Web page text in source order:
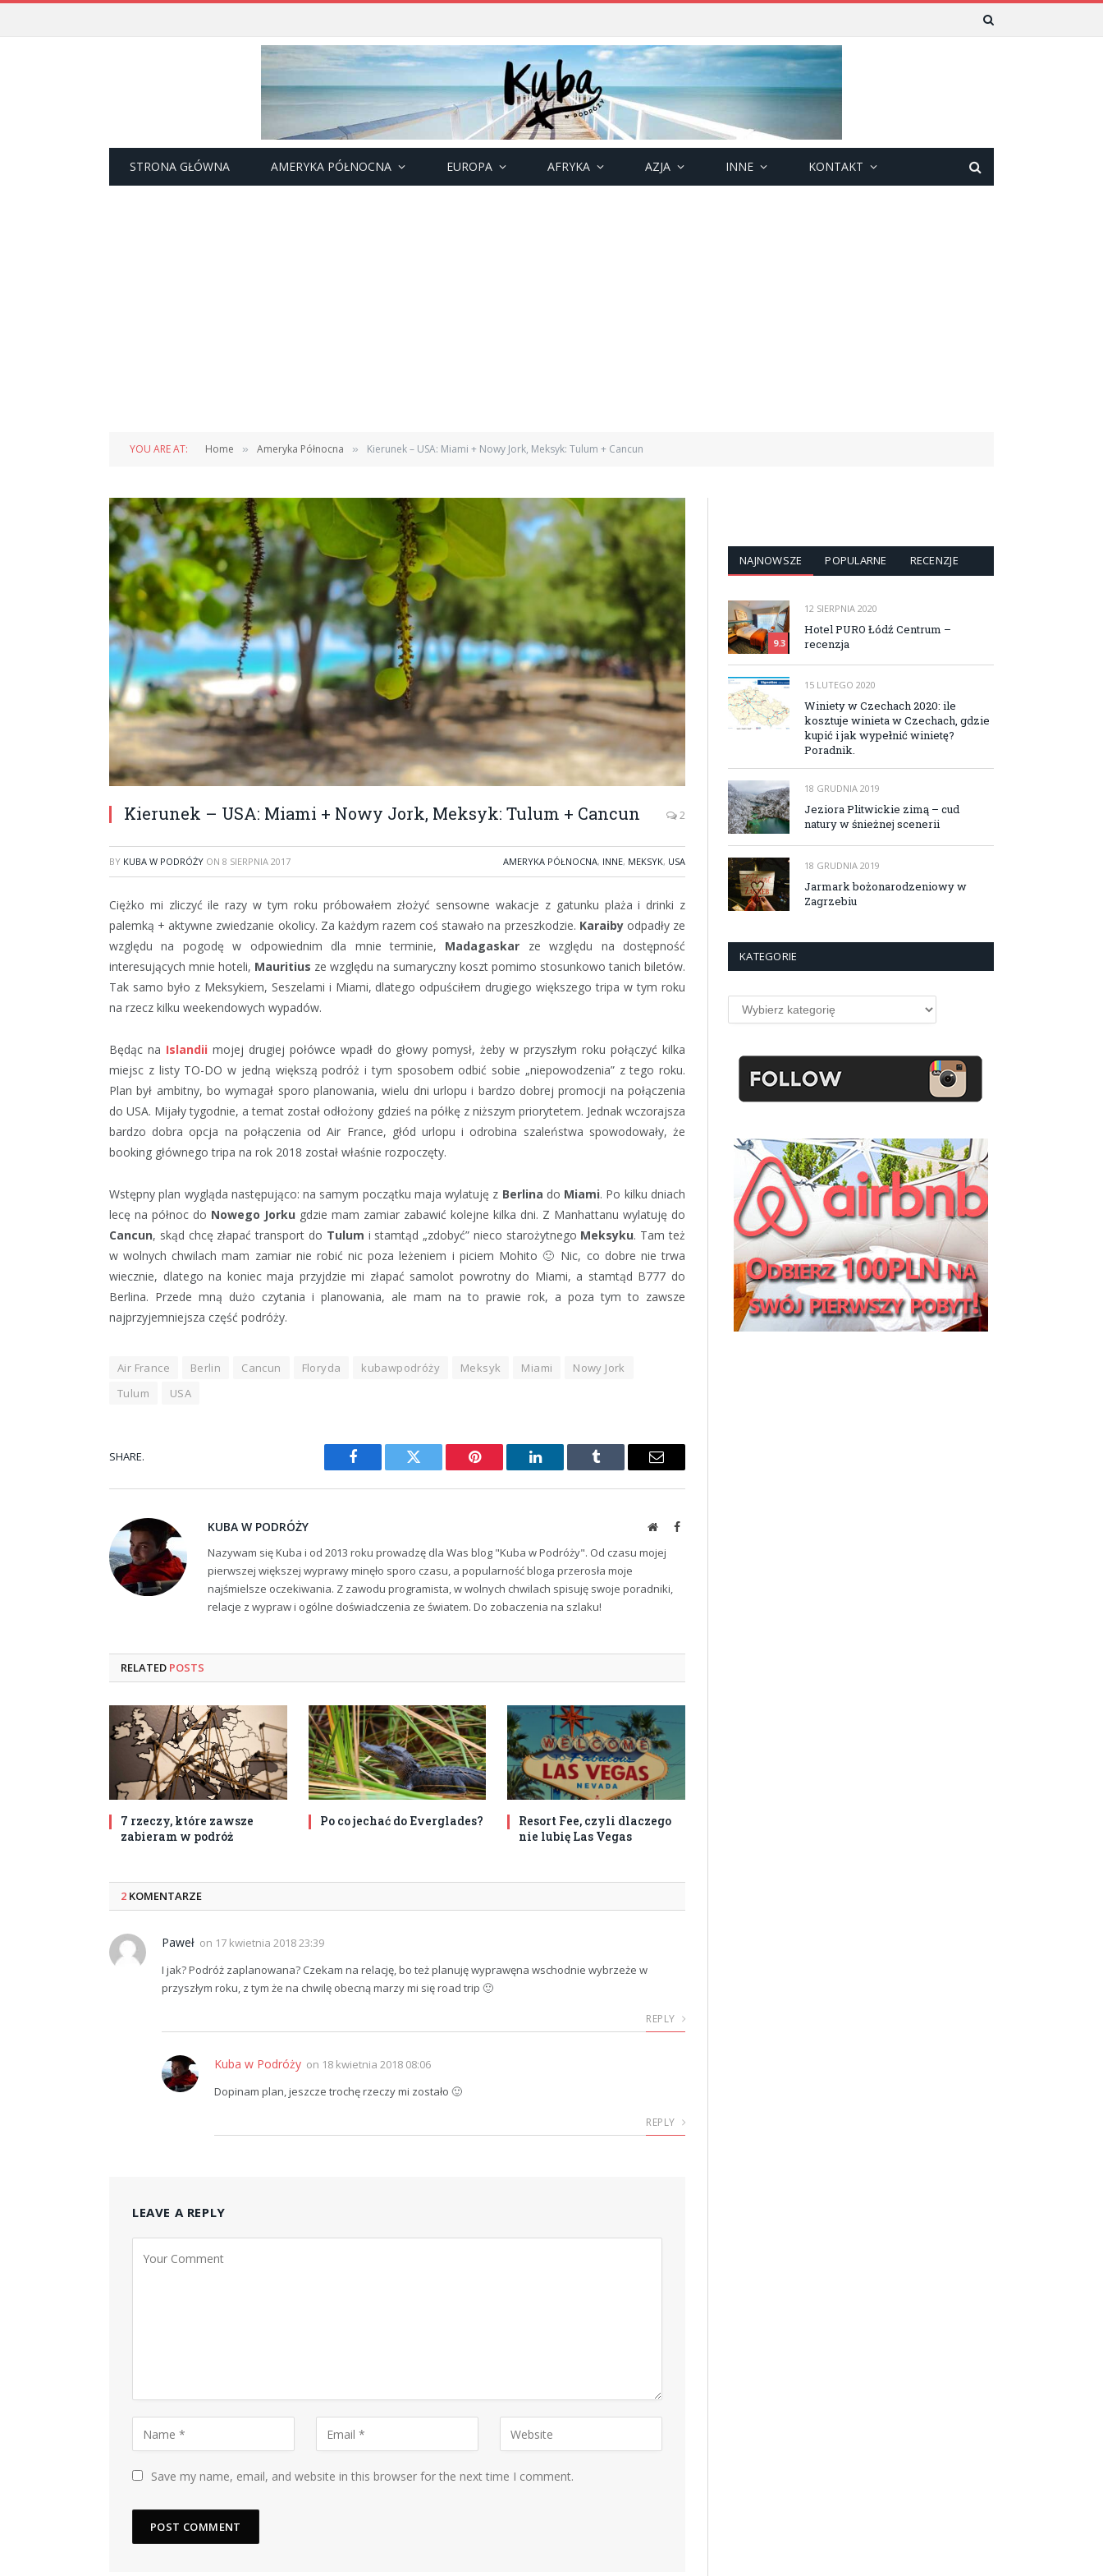
STRONA GŁÓWNA AMERYKA PÓŁNOCNA EUROPA AFRYKA AZJA INNE KONTAKT
YOU ARE AT: Home » Ameryka Północna » Kierunek – USA: Miami + Nowy Jork, Meksyk: Tulum + Cancun
Kierunek – USA: Miami + Nowy Jork, Meksyk: Tulum + Cancun 2
BY KUBA W PODRÓŻY ON 8 SIERPNIA 2017 AMERYKA PÓŁNOCNA, INNE, MEKSYK, USA
Ciężko mi zliczyć ile razy w tym roku próbowałem złożyć sensowne wakacje z gatunku plaża i drinki z
palemką + aktywne zwiedzanie okolicy. Za każdym razem coś stawało na przeszkodzie. Karaibyodpadły ze
względu na pogodę w odpowiednim dla mnie terminie, Madagaskar ze względu na dostępność
interesujących mnie hoteli, Mauritius ze względu na sumaryczny koszt pomimo stosunkowo tanich biletów.
Tak samo było z Meksykiem, Seszelami i Miami, dlatego odpuściłem drugiego większego tripa w tym roku
na rzecz kilku weekendowych wypadów.
Będąc na Islandii mojej drugiej połówce wpadł do głowy pomysł, żeby w przyszłym roku połączyć kilka
miejsc z listy TO-DO w jedną większą podróż i tym sposobem odbić sobie „niepowodzenia” z tego roku.
Plan był ambitny, bo wymagał sporo planowania, wielu dni urlopu i bardzo dobrej promocji na połączenia
do USA. Mijały tygodnie, a temat został odłożony gdzieś na półkę z niższym priorytetem. Jednak wczorajsza
bardzo dobra opcja na połączenia od Air France, głód urlopu i odrobina szaleństwa spowodowały, że
booking głównego tripa na rok 2018 został właśnie rozpoczęty.
Wstępny plan wygląda następująco: na samym początku maja wylatuję z Berlina do Miami. Po kilku dniach
lecę na północ do Nowego Jorku gdzie mam zamiar zabawić kolejne kilka dni. Z Manhattanu wylatuję do
Cancun, skąd chcę złapać transport do Tulum i stamtąd „zdobyć” nieco starożytnego Meksyku. Tam też
w wolnych chwilach mam zamiar nie robić nic poza leżeniem i piciem Mohito 🙂 Nic, co dobre nie trwa
wiecznie, dlatego na koniec maja przyjdzie mi złapać samolot powrotny do Miami, a stamtąd B777 do
Berlina. Przede mną dużo czytania i planowania, ale mam na to prawie rok, a poza tym to zawsze
najprzyjemniejsza część podróży.
Air France Berlin Cancun Floryda kubawpodróży Meksyk Miami
Nowy Jork
Tulum
USA
SHARE.
Facebook Twitter Pinterest LinkedIn Tumblr Email
KUBA W PODRÓŻY WebsiteFacebook
Nazywam się Kuba i od 2013 roku prowadzę dla Was blog "Kuba w Podróży". Od czasu mojej
pierwszej większej wyprawy minęło sporo czasu, a popularność bloga przerosła moje
najśmielsze oczekiwania. Z zawodu programista, w wolnych chwilach spisuję swoje poradniki,
relacje z wypraw i ogólne doświadczenia ze światem. Do zobaczenia na szlaku!
RELATED POSTS
7 rzeczy, które zawsze
zabieram w podróż
Po co jechać do Everglades?
Resort Fee, czyli dlaczego
nie lubię Las Vegas
2 KOMENTARZE
Paweł on 17 kwietnia 2018 23:39
I jak? Podróż zaplanowana? Czekam na relację, bo też planuję wyprawęna wschodnie wybrzeże w
przyszłym roku, z tym że na chwilę obecną marzy mi się road trip 🙂
REPLY
Kuba w Podróży on 18 kwietnia 2018 08:06
Dopinam plan, jeszcze trochę rzeczy mi zostało 🙂
REPLY
LEAVE A REPLY
Save my name, email, and website in this browser for the next time I comment.
NAJNOWSZE POPULARNE RECENZJE
9.3
12 SIERPNIA 2020
Hotel PURO Łódź Centrum –
recenzja
15 LUTEGO 2020
Winiety w Czechach 2020: ile
kosztuje winieta w Czechach, gdzie
kupić i jak wypełnić winietę?
Poradnik.
18 GRUDNIA 2019
Jeziora Plitwickie zimą – cud
natury w śnieżnej scenerii
18 GRUDNIA 2019
Jarmark bożonarodzeniowy w
Zagrzebiu
KATEGORIE
Kategorie